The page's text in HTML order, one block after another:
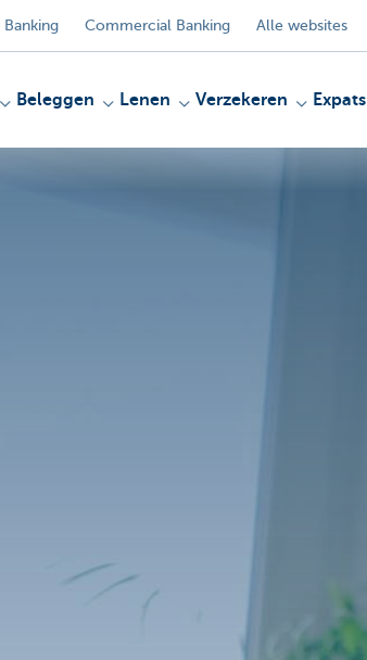
Banking Commercial Banking Alle websites
Beleggen Lenen Verzekeren Expats